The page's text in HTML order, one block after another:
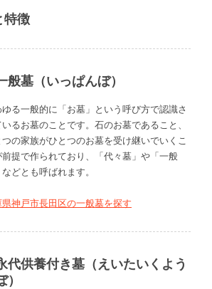
特徴
般墓（いっぱんぼ）
ゆる一般的に「お墓」という呼び方で認識さ
いるお墓のことです。石のお墓であること、
の家族がひとつのお墓を受け継いでいくこ
前提で作られており、「代々墓」や「一般
どとも呼ばれます。
県神戸市長田区の一般墓を探す
代供養付き墓（えいたいくよう
）